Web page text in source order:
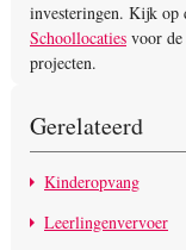
investeringen. Kijk op
Schoollocaties voor de
projecten.
Gerelateerd
Kinderopvang
Leerlingenvervoer